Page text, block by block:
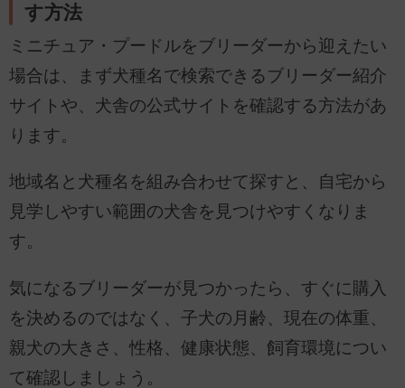
す方法
ミニチュア・プードルをブリーダーから迎えたい
場合は、まず犬種名で検索できるブリーダー紹介
サイトや、犬舎の公式サイトを確認する方法があ
ります。
地域名と犬種名を組み合わせて探すと、自宅から
見学しやすい範囲の犬舎を見つけやすくなりま
す。
気になるブリーダーが見つかったら、すぐに購入
を決めるのではなく、子犬の月齢、現在の体重、
親犬の大きさ、性格、健康状態、飼育環境につい
て確認しましょう。